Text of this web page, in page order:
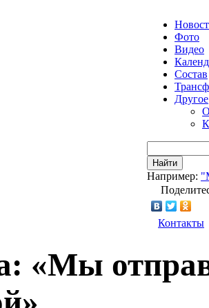
Фото
Видео
Состав
Другое
Найти
Например:
Контакты
«Мы